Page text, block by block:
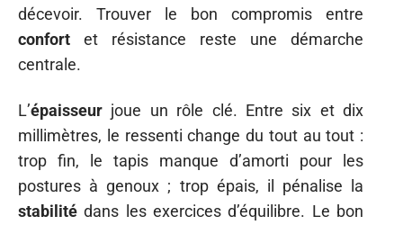
décevoir. Trouver le bon compromis entre
confort et résistance reste une démarche
centrale.
L’épaisseur joue un rôle clé. Entre six et dix
millimètres, le ressenti change du tout au tout :
trop fin, le tapis manque d’amorti pour les
postures à genoux ; trop épais, il pénalise la
stabilité dans les exercices d’équilibre. Le bon